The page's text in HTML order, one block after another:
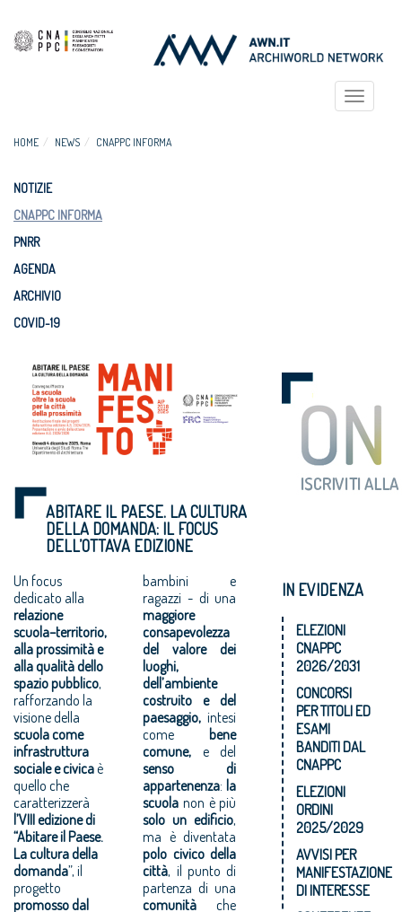
Toggle
HOME NEWS CNAPPC INFORMA
NOTIZIE
CNAPPC INFORMA
PNRR
AGENDA
ARCHIVIO
COVID-19
ABITARE IL PAESE. LA CULTURA
DELLA DOMANDA: IL FOCUS
DELL’OTTAVA EDIZIONE
Un focus
dedicato alla
relazione
scuola–territorio,
alla prossimità e
alla qualità dello
spazio pubblico,
rafforzando la
visione della
scuola come
infrastruttura
sociale e civicaè
quello che
caratterizzerà
l’VIII edizione di
“Abitare il Paese.
La cultura della
domanda”, il
progetto
promosso dal
bambini e
ragazzi - di una
maggiore
consapevolezza
del valore dei
luoghi,
dell’ambiente
costruito e del
paesaggio,intesi
comebene
comune, e del
senso di
appartenenza:la
scuola non è più
solo un edificio,
ma è diventata
polo civico della
città, il punto di
partenza di una
comunitàche
IN EVIDENZA
ELEZIONI
CNAPPC
2026/2031
CONCORSI
PER TITOLI ED
ESAMI
BANDITI DAL
CNAPPC
ELEZIONI
ORDINI
2025/2029
AVVISI PER
MANIFESTAZIONE
DI INTERESSE